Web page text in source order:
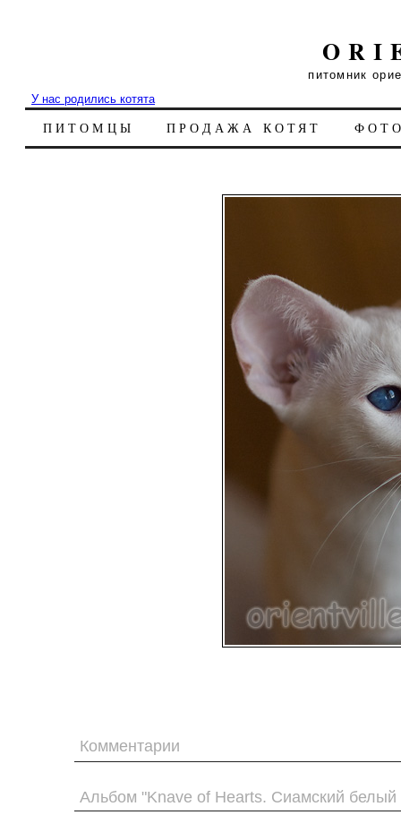
питомник
У нас родились котята
ПИТОМЦЫ ПРОДАЖА КОТЯТ
Комментарии
Альбом "Knave of Hearts. Сиамский белый